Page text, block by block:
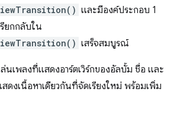
และมีองค์ประกอบ 1
รียกกลับใน
เสร็จสมบูรณ์
นเพลงที่แสดงอาร์ตเวิร์กของอัลบั้ม ชื่อ และ
งเนื้อหาเดียวกันที่จัดเรียงใหม่ พร้อมเพิ่ม